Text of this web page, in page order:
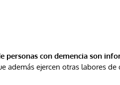
personas con demencia son
además ejercen otras labores